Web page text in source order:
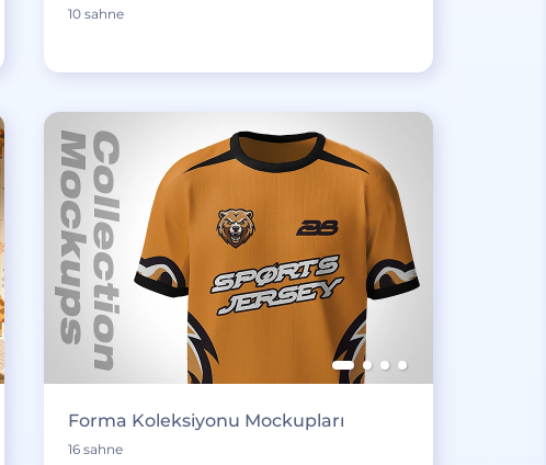
10 sahne
Forma Koleksiyonu Mockupları
16 sahne